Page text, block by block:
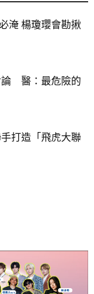
淹 楊瓊瓔會勘揪
論 醫：最危險的
打造「飛虎大聯